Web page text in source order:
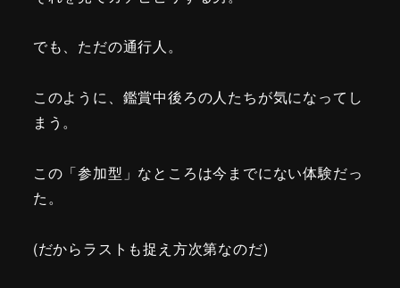
でも、ただの通行人。
このように、鑑賞中後ろの人たちが気になってし
まう。
この「参加型」なところは今までにない体験だっ
た。
(だからラストも捉え方次第なのだ)